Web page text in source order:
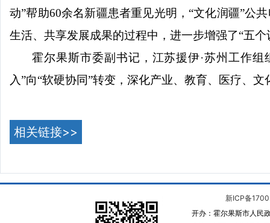
动”帮助60余名新疆患者重见光明，“文化润疆”公
生活、共享发展成果的过程中，进一步增强了“五
霍尔果斯市委副书记，江苏援伊·苏州工作
入”向“软硬协同”转变，深化产业、教育、医疗、
相关链接>>
新ICP备
开办：霍尔果斯市人民